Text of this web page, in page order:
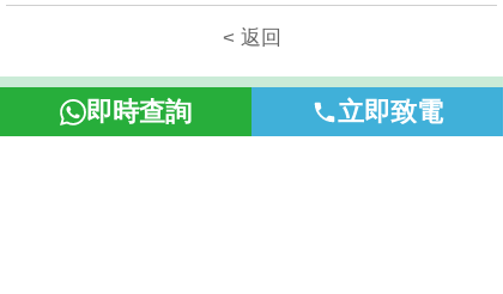
< 返回
即時查詢 立即致電
本網頁所提供資料僅作參考用途。若因錯漏而引致任何不便或損
失，富裕地產概不負責。